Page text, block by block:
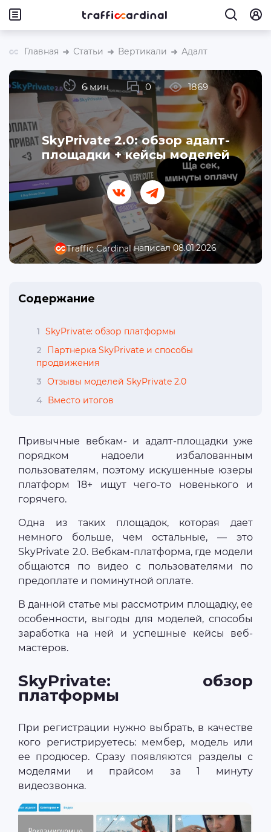
Главная Статьи Вертикали Адалт
Traffic Cardinalнаписал 08.01.2026
SkyPrivate 2.0: обзор адалт-
площадки + кейсы моделей
6 мин 0 1869
Содержание
1 SkyPrivate: обзор платформы
2
Партнерка SkyPrivate и способы
продвижения
3 Отзывы моделей SkyPrivate 2.0
4 Вместо итогов
Привычные вебкам- и адалт-площадки уже
порядком надоели избалованным
пользователям, поэтому искушенные юзеры
платформ 18+ ищут чего-то новенького и
горячего.
Одна из таких площадок, которая дает
немного больше, чем остальные, — это
SkyPrivate 2.0. Вебкам-платформа, где модели
общаются по видео с пользователями по
предоплате и поминутной оплате.
В данной статье мы рассмотрим площадку, ее
особенности, выгоды для моделей, способы
заработка на ней и успешные кейсы веб-
мастеров.
SkyPrivate: обзор
платформы
При регистрации нужно выбрать, в качестве
кого регистрируетесь: мембер, модель или
ее продюсер. Сразу появляются разделы с
моделями и прайсом за 1 минуту
видеозвонка.